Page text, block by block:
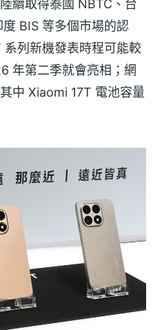
續取得泰國 NBTC、台
BIS 等多個市場的認
列新機發表時程可能較
年第二季就會亮相；網
中 Xiaomi 17T 電池容量